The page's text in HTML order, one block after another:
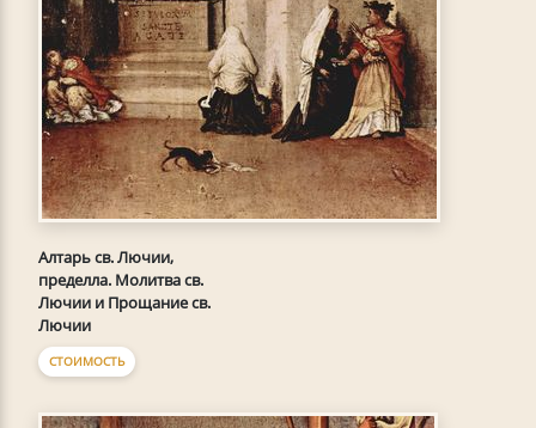
Алтарь св. Лючии,
пределла. Молитва св.
Лючии и Прощание св.
Лючии
СТОИМОСТЬ